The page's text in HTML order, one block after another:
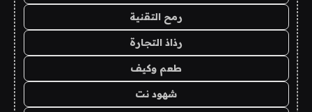
رمح التقنية
رذاذ التجارة
طعم وكيف
شهود نت